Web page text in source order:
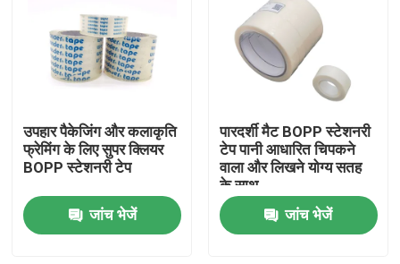
वीडियो
वीआर शो
हमारे बारे में
कारखाने का दौरा
उपहार पैकेजिंग और कलाकृति
फ्रेमिंग के लिए सुपर क्लियर
BOPP स्टेशनरी टेप
जांच भेजें
पारदर्शी मैट BOPP स्टेशनरी
टेप पानी आधारित चिपकने
वाला और लिखने योग्य सतह
के साथ
जांच भेजें